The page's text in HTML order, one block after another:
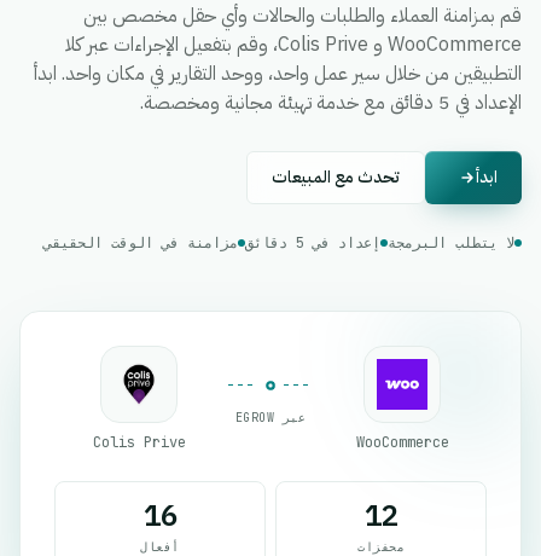
قم بمزامنة العملاء والطلبات والحالات وأي حقل مخصص بين
WooCommerce و Colis Prive، وقم بتفعيل الإجراءات عبر كلا
التطبيقين من خلال سير عمل واحد، ووحد التقارير في مكان واحد. ابدأ
الإعداد في 5 دقائق مع خدمة تهيئة مجانية ومخصصة.
ابدأ تحدث مع المبيعات
لا يتطلب البرمجة إعداد في 5 دقائق مزامنة في الوقت الحقيقي
WooCommerce
عبر EGROW
Colis Prive
12
محفزات
16
أفعال